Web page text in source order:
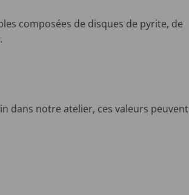
composées de disques de pyrite, de
dans notre atelier, ces valeurs peuvent